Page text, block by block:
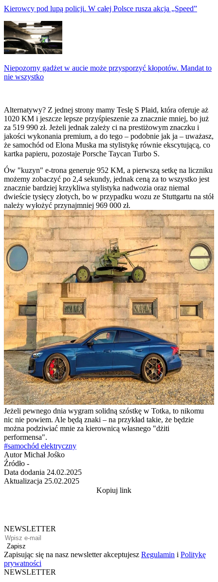
Kierowcy pod lupą policji. W całej Polsce rusza akcja „Speed”
Niepozorny gadżet w aucie może przysporzyć kłopotów. Mandat to
nie wszystko
Alternatywy? Z jednej strony mamy Teslę S Plaid, która oferuje aż
1020 KM i jeszcze lepsze przyśpieszenie za znacznie mniej, bo już
za 519 990 zł. Jeżeli jednak zależy ci na prestiżowym znaczku i
jakości wykonania premium, a do tego – podobnie jak ja – uważasz,
że samochód od Elona Muska ma stylistykę równie ekscytującą, co
kartka papieru, pozostaje Porsche Taycan Turbo S.
Ów "kuzyn" e-trona generuje 952 KM, a pierwszą setkę na liczniku
możemy zobaczyć po 2,4 sekundy, jednak ceną za to wszystko jest
znacznie bardziej krzykliwa stylistyka nadwozia oraz niemal
dwieście tysięcy złotych, bo w przypadku wozu ze Stuttgartu na stół
należy wyłożyć przynajmniej 969 000 zł.
Jeżeli pewnego dnia wygram solidną szóstkę w Totka, to nikomu
nic nie powiem. Ale będą znaki – na przykład takie, że będzie
można podziwiać mnie za kierownicą własnego "dżiti
performensa".
#samochód elektryczny
Autor Michał Jośko
Źródło -
Data dodania 24.02.2025
Aktualizacja 25.02.2025
Kopiuj link
NEWSLETTER
Zapisz
Zapisując się na nasz newsletter akceptujesz Regulamin i Politykę
prywatności
NEWSLETTER